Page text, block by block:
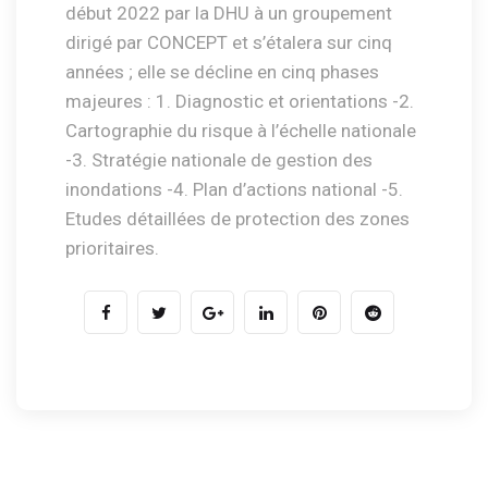
début 2022 par la DHU à un groupement
dirigé par CONCEPT et s’étalera sur cinq
années ; elle se décline en cinq phases
majeures : 1. Diagnostic et orientations -2.
Cartographie du risque à l’échelle nationale
-3. Stratégie nationale de gestion des
inondations -4. Plan d’actions national -5.
Etudes détaillées de protection des zones
prioritaires.